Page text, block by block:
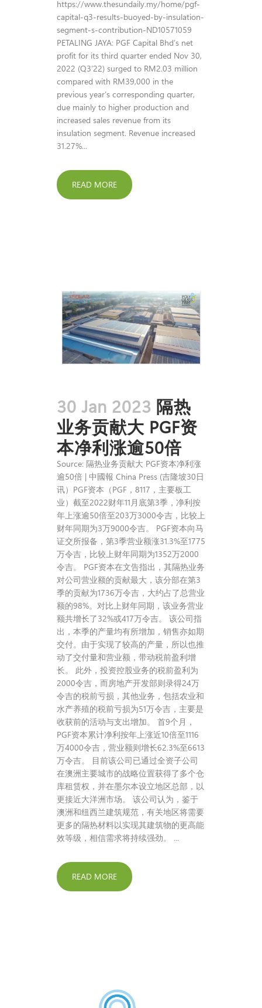
https://www.thesundaily.my/home/pgf-
capital-q3-results-buoyed-by-insulation-
segment-s-contribution-ND10571059
PETALING JAYA: PGF Capital Bhd’s net
profit for its third quarter ended Nov 30,
2022 (Q3’22) surged to RM2.03 million
compared with RM39,000 in the
previous year’s corresponding quarter,
due mainly to higher production and
increased sales revenue from its
insulation segment. Revenue increased
31.27%...
READ MORE
30 Jan 2023 隔热
业务贡献大 PGF资
本净利涨逾50倍
Source: 隔热业务贡献大 PGF资本净利涨
逾50倍 | 中國報 China Press (吉隆坡30日
讯）PGF资本（PGF，8117，主要板工
业）截至2022财年11月底第3季，净利按
年上涨逾50倍至203万3000令吉，比较上
财年同期为3万9000令吉。 PGF资本向马
证交所报备，第3季营业额涨31.3%至1775
万令吉，比较上财年同期为1352万2000
令吉。 PGF资本在文告指出，其隔热业务
对公司营业额的贡献最大，该分部在第3
季的贡献为1736万令吉，大约占了总营业
额的98%。对比上财年同期，该业务营业
额共增长了32%或417万令吉。 该公司指
出，本季的产量均有所增加，销售亦如期
交付。由于实现了较高的产量，所以也推
动了交付量和营业额，带动税前盈利增
长。 此外，投资控股业务的税前盈利为
2000令吉，而房地产开发部则录得24万
令吉的税前亏损，其他业务，包括农业和
水产养殖的税前亏损为51万令吉，主要是
收获前的活动与支出增加。 首9个月，
PGF资本累计净利按年上涨近10倍至1116
万4000令吉，营业额则增长62.3%至6613
万令吉。 目前该公司已通过全资子公司
在澳洲主要城市的战略位置获得了多个仓
库租赁权，并在墨尔本设立地区总部，以
更接近大洋洲市场。 该公司认为，鉴于
澳洲和纽西兰建筑规范，有关地区将需要
更多的隔热材料以实现其建筑物的更高能
效等级，相信需求将持续强劲。 ...
READ MORE